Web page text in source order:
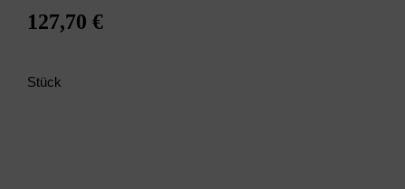
127,70 €
Stück